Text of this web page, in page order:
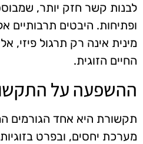
לבנות קשר חזק יותר,
ופתיחות. היבטים תרבותיים
מינית אינה רק תרגול פיזי,
החיים הזוגית.
ההשפעה על
תקשורת היא אחד הגורמים
מערכת יחסים, ובפרט